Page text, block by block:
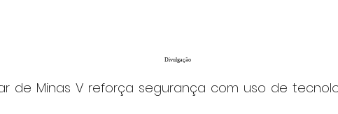
Divulgação
de Minas V reforça segurança com uso de